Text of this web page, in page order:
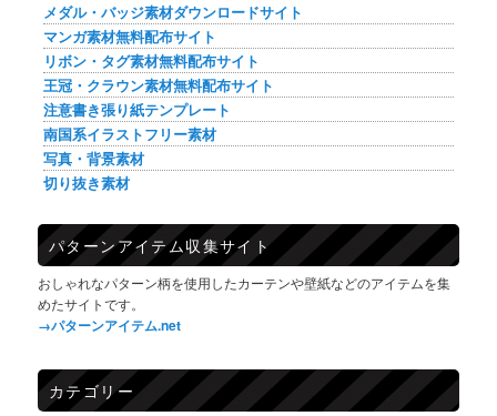
メダル・バッジ素材ダウンロードサイト
マンガ素材無料配布サイト
リボン・タグ素材無料配布サイト
王冠・クラウン素材無料配布サイト
注意書き張り紙テンプレート
南国系イラストフリー素材
写真・背景素材
切り抜き素材
パターンアイテム収集サイト
おしゃれなパターン柄を使用したカーテンや壁紙などのアイテムを集
めたサイトです。
→パターンアイテム.net
カテゴリー